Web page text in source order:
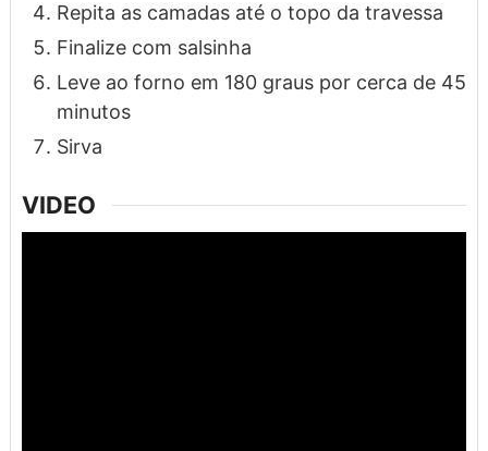
Repita as camadas até o topo da travessa
Finalize com salsinha
Leve ao forno em 180 graus por cerca de 45
minutos
Sirva
VIDEO